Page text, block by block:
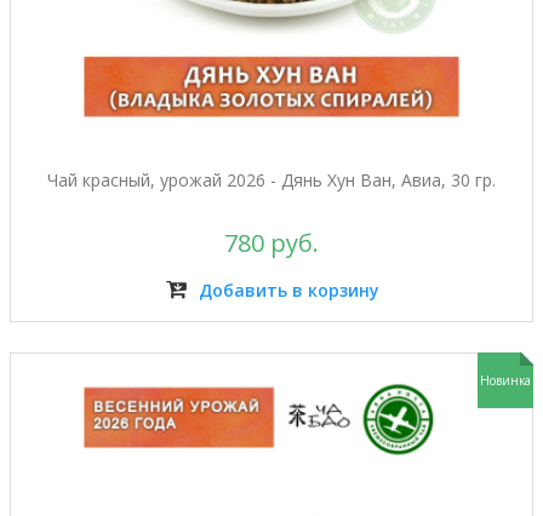
Чай красный, урожай 2026 - Дянь Хун Ван, Авиа, 30 гр.
780 руб.
Добавить в корзину
Новинка